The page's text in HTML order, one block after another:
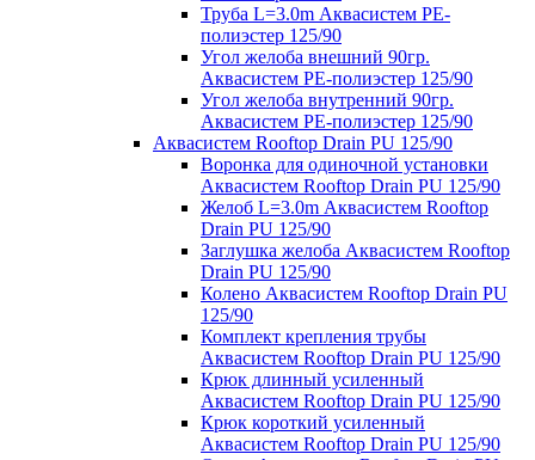
Труба L=3.0m Аквасистем PE-
полиэстер 125/90
Угол желоба внешний 90гр.
Аквасистем PE-полиэстер 125/90
Угол желоба внутренний 90гр.
Аквасистем PE-полиэстер 125/90
Аквасистем Rooftop Drain PU 125/90
Воронка для одиночной установки
Аквасистем Rooftop Drain PU 125/90
Желоб L=3.0m Аквасистем Rooftop
Drain PU 125/90
Заглушка желоба Аквасистем Rooftop
Drain PU 125/90
Колено Аквасистем Rooftop Drain PU
125/90
Комплект крепления трубы
Аквасистем Rooftop Drain PU 125/90
Крюк длинный усиленный
Аквасистем Rooftop Drain PU 125/90
Крюк короткий усиленный
Аквасистем Rooftop Drain PU 125/90